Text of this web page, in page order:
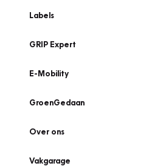
Labels
GRIP Expert
E-Mobility
GroenGedaan
Over ons
Vakgarage